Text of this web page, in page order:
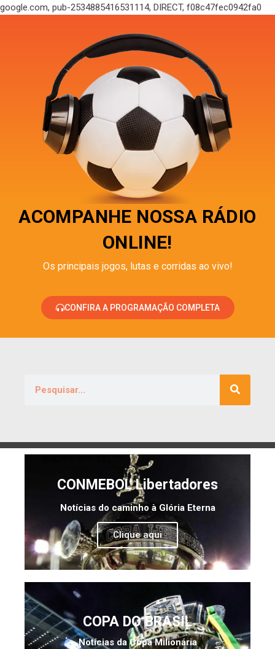
google.com, pub-2534885416531114, DIRECT, f08c47fec0942fa0
ACOMPANHE NOSSA RÁDIO
ONLINE!
Os principais jogos, lutas e corridas ao vivo!
CONFIRA A PROGRAMAÇÃO COMPLETA
CONMEBOL Libertadores
Notícias do caminho à Glória Eterna
Clique aqui
COPA DO BRASIL
Notícias da Copa Milionária